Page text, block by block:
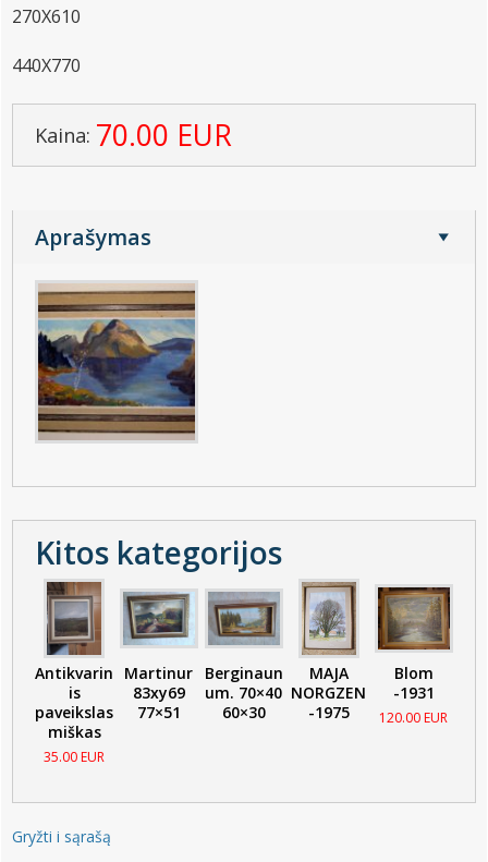
270X610
440X770
Kaina: 70.00 EUR
Aprašymas
Kitos kategorijos
Antikvarin
is
paveikslas
miškas
35.00 EUR
Martinur
83xy69
77×51
Berginaun
um. 70×40
60×30
MAJA
NORGZEN
-1975
Blom
-1931
120.00 EUR
Gryžti i sąrašą